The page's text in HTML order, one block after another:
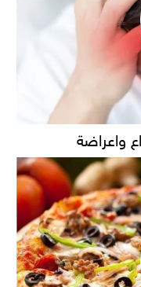
واعراضة